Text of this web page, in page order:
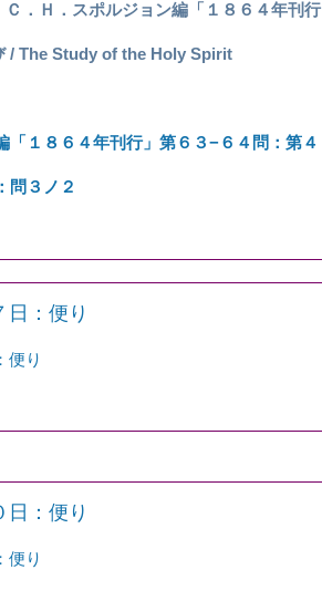
．Ｈ．スポルジョン編「１８６４年刊行
/ The Study of the Holy Spirit
「１８６４年刊行」第６３−６４問：第４
問３ノ２
日：便り
便り
日：便り
便り